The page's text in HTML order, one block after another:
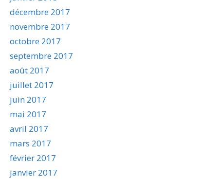
décembre 2017
novembre 2017
octobre 2017
septembre 2017
août 2017
juillet 2017
juin 2017
mai 2017
avril 2017
mars 2017
février 2017
janvier 2017